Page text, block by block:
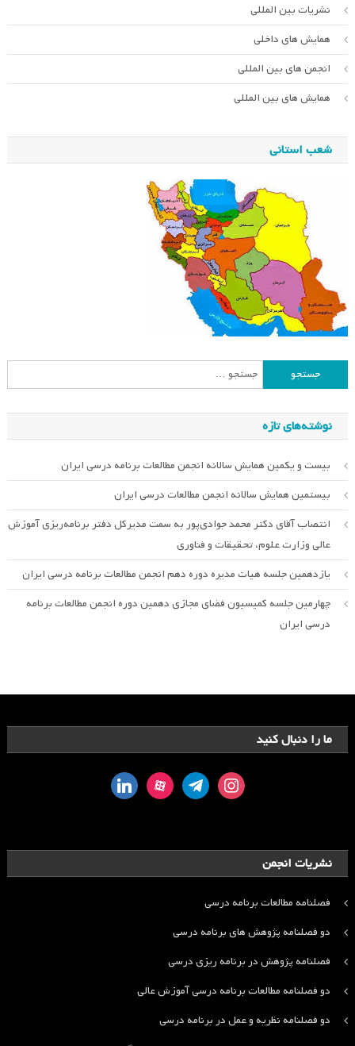
نشریات بین المللی
همایش های داخلی
انجمن های بین المللی
همایش های بین المللی
شعب استانی
جستجو
برای:
نوشته‌های تازه
بیست و یکمین همایش سالانه انجمن مطالعات برنامه درسی ایران
بیستمین همایش سالانه انجمن مطالعات درسی ایران
انتصاب آقای دکتر محمد جوادی‌پور به سمت مدیرکل دفتر برنامه‌ریزی آموزش
عالی وزارت علوم، تحقیقات و فناوری
یازدهمین جلسه هیات مدیره دوره دهم انجمن مطالعات برنامه درسی ایران
چهارمین جلسه کمیسیون فضای مجازی دهمین دوره انجمن مطالعات برنامه
درسی ایران
ما را دنبال کنید
instagram
telegram
aparat
linkedin
نشریات انجمن
فصلنامه مطالعات برنامه درسی
دو فصلنامه پژوهش های برنامه درسی
فصلنامه پژوهش در برنامه ریزی درسی
دو فصلنامه مطالعات برنامه درسی آموزش عالی
دو فصلنامه نظریه و عمل در برنامه درسی